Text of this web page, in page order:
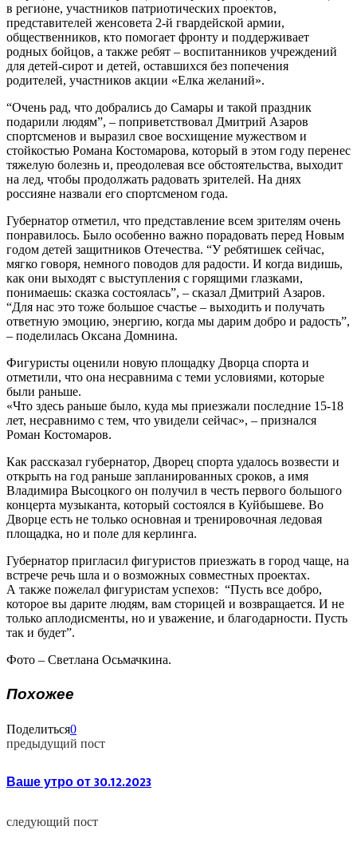
в регионе, участников патриотических проектов,
представителей женсовета 2-й гвардейской армии,
общественников, кто помогает фронту и поддерживает
родных бойцов, а также ребят – воспитанников учреждений
для детей-сирот и детей, оставшихся без попечения
родителей, участников акции «Елка желаний».
“Очень рад, что добрались до Самары и такой праздник
подарили людям”, – поприветствовал Дмитрий Азаров
спортсменов и выразил свое восхищение мужеством и
стойкостью Романа Костомарова, который в этом году перенес
тяжелую болезнь и, преодолевая все обстоятельства, выходит
на лед, чтобы продолжать радовать зрителей. На днях
россияне назвали его спортсменом года.
Губернатор отметил, что представление всем зрителям очень
понравилось. Было особенно важно порадовать перед Новым
годом детей защитников Отечества. “У ребятишек сейчас,
мягко говоря, немного поводов для радости. И когда видишь,
как они выходят с выступления с горящими глазками,
понимаешь: сказка состоялась”, – сказал Дмитрий Азаров.
“Для нас это тоже большое счастье – выходить и получать
ответную эмоцию, энергию, когда мы дарим добро и радость”,
– поделилась Оксана Домнина.
Фигуристы оценили новую площадку Дворца спорта и
отметили, что она несравнима с теми условиями, которые
были раньше.
«Что здесь раньше было, куда мы приезжали последние 15-18
лет, несравнимо с тем, что увидели сейчас», – признался
Роман Костомаров.
Как рассказал губернатор, Дворец спорта удалось возвести и
открыть на год раньше запланированных сроков, а имя
Владимира Высоцкого он получил в честь первого большого
концерта музыканта, который состоялся в Куйбышеве. Во
Дворце есть не только основная и тренировочная ледовая
площадка, но и поле для керлинга.
Губернатор пригласил фигуристов приезжать в город чаще, на
встрече речь шла и о возможных совместных проектах.
А также пожелал фигуристам успехов: “Пусть все добро,
которое вы дарите людям, вам сторицей и возвращается. И не
только аплодисменты, но и уважение, и благодарности. Пусть
так и будет”.
Фото – Светлана Осьмачкина.
Похожее
Поделиться0
предыдущий пост
Ваше утро от 30.12.2023
следующий пост